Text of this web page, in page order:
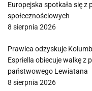
Europejska spotkała się
społecznościowych
8 sierpnia 2026
Prawica odzyskuje
Espriella obiecuje walkę z
państwowego Lewiatana
8 sierpnia 2026